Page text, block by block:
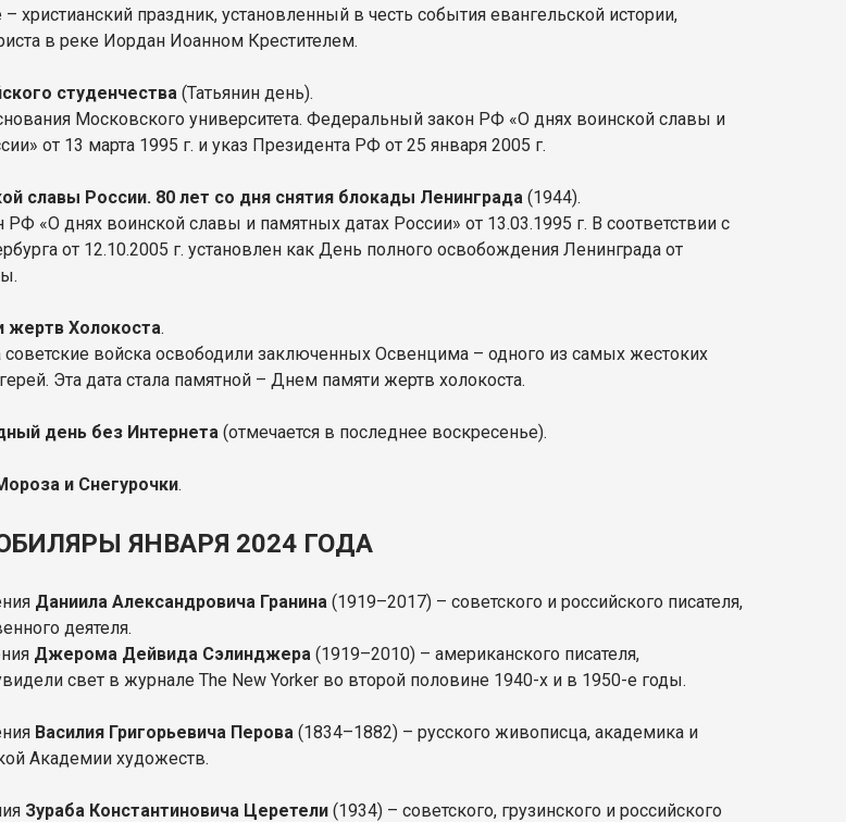
христианский праздник, установленный в честь события евангельской истории,
в реке Иордан Иоанном Крестителем.
студенчества (Татьянин день).
Московского университета. Федеральный закон РФ «О днях воинской славы и
от 13 марта 1995 г. и указ Президента РФ от 25 января 2005 г.
славы России. 80 лет со дня снятия блокады Ленинграда (1944).
«О днях воинской славы и памятных датах России» от 13.03.1995 г. В соответствии с
от 12.10.2005 г. установлен как День полного освобождения Ленинграда от
жертв Холокоста.
советские войска освободили заключенных Освенцима – одного из самых жестоких
Эта дата стала памятной – Днем памяти жертв холокоста.
день без Интернета (отмечается в последнее воскресенье).
и Снегурочки.
ЯНВАРЯ 2024 ГОДА
Даниила Александровича Гранина (1919–2017) – советского и российского писателя,
деятеля.
Джерома Дейвида Сэлинджера (1919–2010) – американского писателя,
свет в журнале The New Yorker во второй половине 1940-х и в 1950-е годы.
Василия Григорьевича Перова (1834–1882) – русского живописца, академика и
Академии художеств.
Зураба Константиновича Церетели (1934) – советского, грузинского и российского